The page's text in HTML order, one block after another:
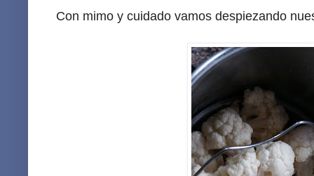
Con mimo y cuidado vamos despiezando